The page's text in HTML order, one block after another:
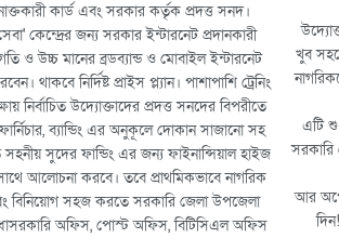
কার্ড এবং সরকার কর্তৃক প্রদত্ত সনদ।
কেন্দ্রের জন্য সরকার ইন্টারনেট প্রদানকারী
ও উচ্চ মানের ব্রডব্যান্ড ও মোবাইল ইন্টারনেট
থাকবে নির্দিষ্ট প্রাইস প্ল্যান। পাশাপাশি ট্রেনিং
নির্বাচিত উদ্যোক্তাদের প্রদত্ত সনদের বিপরীতে
ব্যান্ডিং এর অনুকূলে দোকান সাজানো সহ
সুদের ফান্ডিং এর জন্য ফাইনান্সিয়াল হাইজ
আলোচনা করবে। তবে প্রাথমিকভাবে নাগরিক
বিনিয়োগ সহজ করতে সরকারি জেলা উপজেলা
অফিস, পোস্ট অফিস, বিটিসিএল অফিস
খুব
এটি
আর